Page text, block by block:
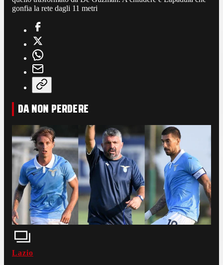
gonfia la rete dagli 11 metri
DA NON PERDERE
Lazio